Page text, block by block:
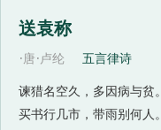
送袁称
·唐·卢纶 五言律诗
谏猎名空久，多因病与贫。
买书行几市，带雨别何人。